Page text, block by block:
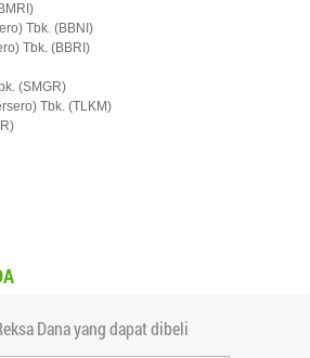
Tbk. (BBNI)
Tbk. (BBRI)
(SMGR)
Tbk. (TLKM)
Dana yang dapat dibeli